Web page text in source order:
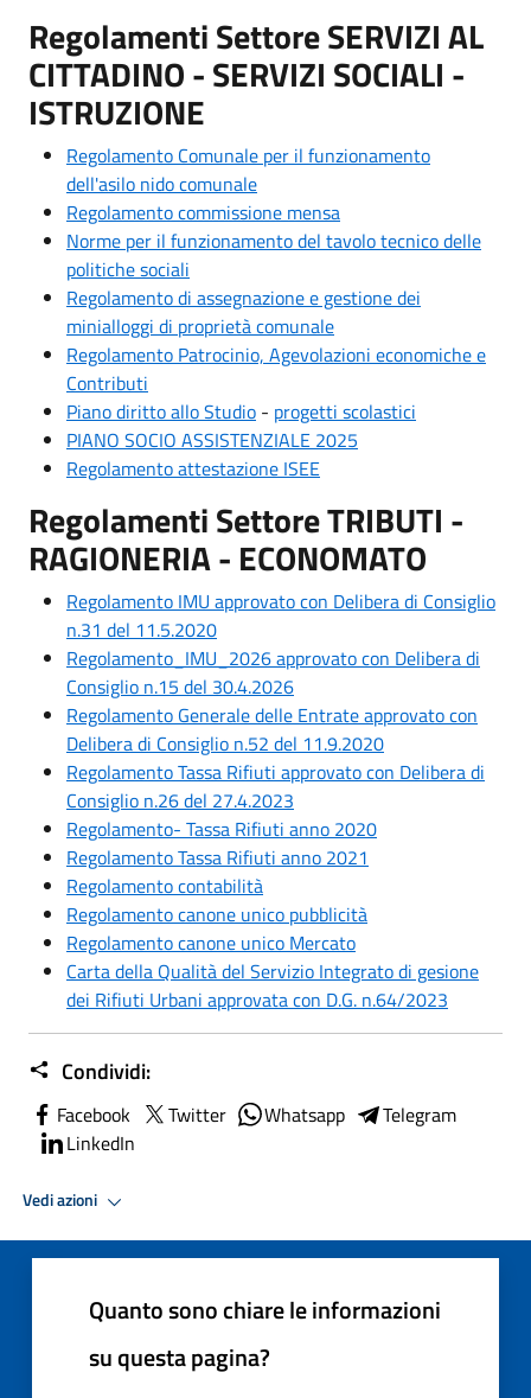
Regolamenti Settore SERVIZI AL
CITTADINO - SERVIZI SOCIALI -
ISTRUZIONE
Regolamento Comunale per il funzionamento
dell'asilo nido comunale
Regolamento commissione mensa
Norme per il funzionamento del tavolo tecnico delle
politiche sociali
Regolamento di assegnazione e gestione dei
minialloggi di proprietà comunale
Regolamento Patrocinio, Agevolazioni economiche e
Contributi
Piano diritto allo Studio - progetti scolastici
PIANO SOCIO ASSISTENZIALE 2025
Regolamento attestazione ISEE
Regolamenti Settore TRIBUTI -
RAGIONERIA - ECONOMATO
Regolamento IMU approvato con Delibera di Consiglio
n.31 del 11.5.2020
Regolamento_IMU_2026 approvato con Delibera di
Consiglio n.15 del 30.4.2026
Regolamento Generale delle Entrate approvato con
Delibera di Consiglio n.52 del 11.9.2020
Regolamento Tassa Rifiuti approvato con Delibera di
Consiglio n.26 del 27.4.2023
Regolamento- Tassa Rifiuti anno 2020
Regolamento Tassa Rifiuti anno 2021
Regolamento contabilità
Regolamento canone unico pubblicità
Regolamento canone unico Mercato
Carta della Qualità del Servizio Integrato di gesione
dei Rifiuti Urbani approvata con D.G. n.64/2023
Condividi:
Facebook Twitter Whatsapp
Telegram
LinkedIn
Vedi azioni
Quanto sono chiare le informazioni
su questa pagina?